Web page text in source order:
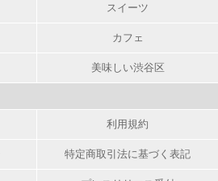
スイーツ
カフェ
美味しい渋谷区
利用規約
特定商取引法に基づく表記